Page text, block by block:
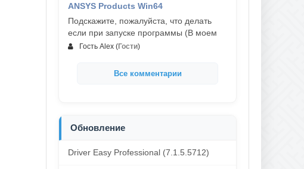
ANSYS Products Win64
Подскажите, пожалуйста, что делать
если при запуске программы (В моем
Гость Alex (Гости)
Все комментарии
Обновление
Driver Easy Professional (7.1.5.5712)